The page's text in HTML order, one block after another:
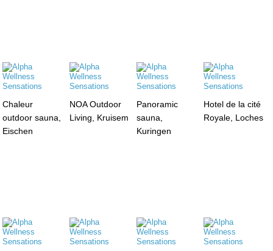
Chaleur
outdoor sauna,
Eischen
NOA Outdoor
Living, Kruisem
Panoramic
sauna,
Kuringen
Hotel de la cité
Royale, Loches